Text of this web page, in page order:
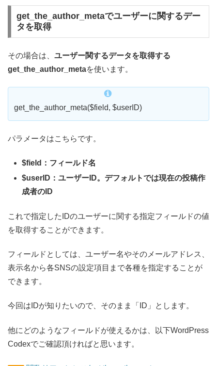
get_the_author_metaでユーザーに関するデー
タを取得
その場合は、 ユーザー関するデータを取得する
get_the_author_metaを使います。
get_the_author_meta($field, $userID)
パラメータはこちらです。
$field：フィールド名
$userID：ユーザーID。デフォルトでは現在の投稿作
成者のID
これで指定したIDのユーザーに関する指定フィールドの値
を取得することができます。
フィールドとしては、ユーザー名やそのメールアドレス、
表示名から各SNSの設定項目まで各種を指定することが
できます。
今回はIDが知りたいので、そのまま「ID」とします。
他にどのようなフィールドが使えるかは、以下WordPress
Codexでご確認頂ければと思います。